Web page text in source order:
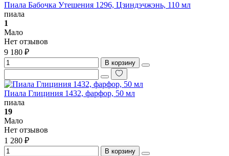
Пиала Бабочка Утешения 1296, Цзиндэчжэнь, 110 мл
пиала
1
Мало
Нет отзывов
9 180 ₽
В корзину
Пиала Глициния 1432, фарфор, 50 мл
пиала
19
Мало
Нет отзывов
1 280 ₽
В корзину